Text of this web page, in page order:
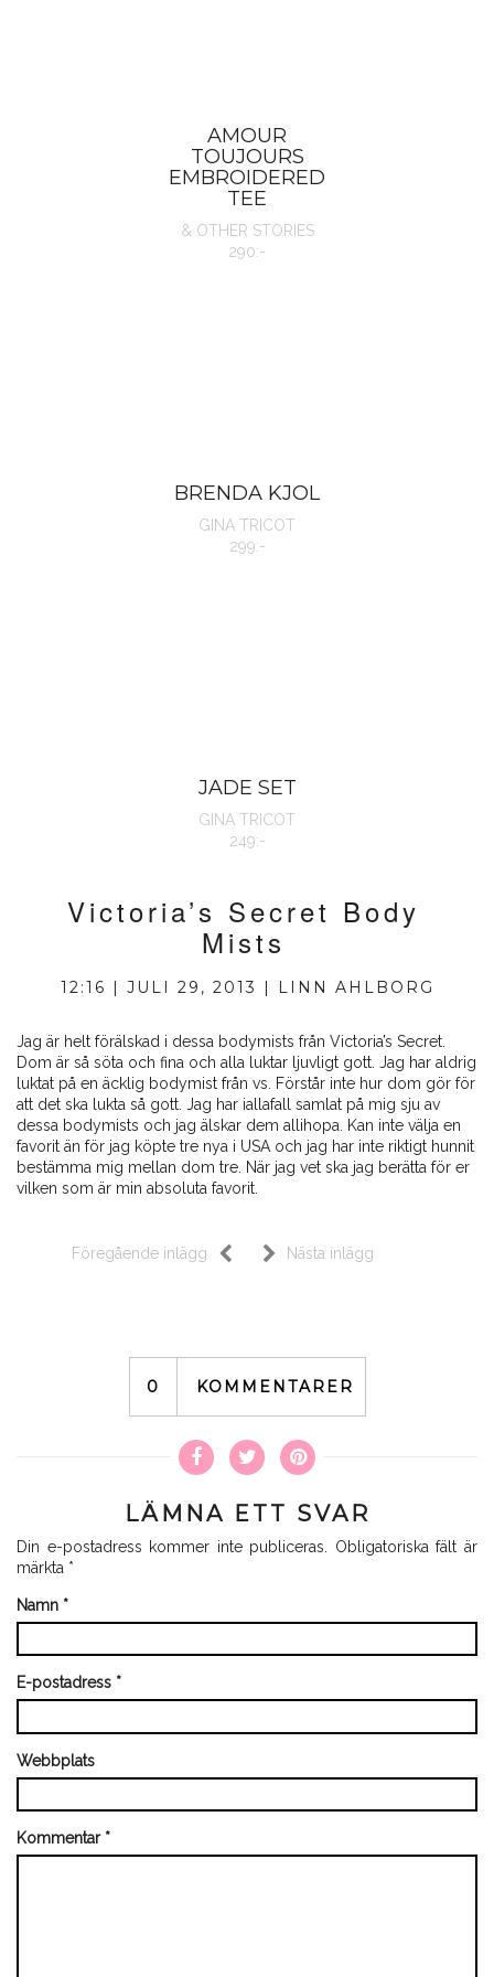
AMOUR
TOUJOURS
EMBROIDERED
TEE
& OTHER STORIES
290:-
BRENDA KJOL
GINA TRICOT
299:-
JADE SET
GINA TRICOT
249:-
Victoria’s Secret Body
Mists
12:16 | JULI 29, 2013 | LINN AHLBORG
Jag är helt förälskad i dessa bodymists från Victoria’s Secret.
Dom är så söta och fina och alla luktar ljuvligt gott. Jag har aldrig
luktat på en äcklig bodymist från vs. Förstår inte hur dom gör för
att det ska lukta så gott. Jag har iallafall samlat på mig sju av
dessa bodymists och jag älskar dem allihopa. Kan inte välja en
favorit än för jag köpte tre nya i USA och jag har inte riktigt hunnit
bestämma mig mellan dom tre. När jag vet ska jag berätta för er
vilken som är min absoluta favorit.
Föregående inlägg Nästa inlägg
0 KOMMENTARER
LÄMNA ETT SVAR
Din e-postadress kommer inte publiceras.
Obligatoriska fält är
märkta *
Namn *
E-postadress *
Webbplats
Kommentar *